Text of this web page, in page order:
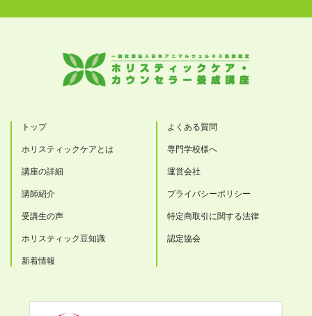
トップ
ホリスティックケアとは
講座の詳細
講師紹介
受講生の声
ホリスティック豆知識
新着情報
よくある質問
専門学校様へ
運営会社
プライバシーポリシー
特定商取引に関する法律
認定協会